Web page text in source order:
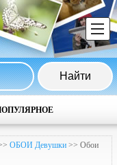
ОБОИ Девушки >> Обои